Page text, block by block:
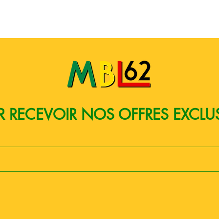
RECEVOIR NOS OFFRES